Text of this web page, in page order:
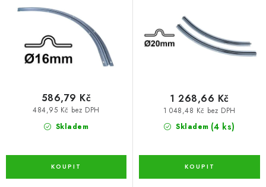
Skladem
484,95 Kč bez DPH
586,79 Kč
Skladem (4 ks)
1 048,48 Kč bez DPH
1 268,66 Kč